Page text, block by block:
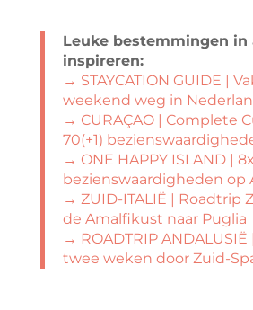
Leuke bestemmingen in
inspireren:
→ STAYCATION GUIDE |
weekend weg in
→ CURAÇAO | Complete
70(+1)
→ ONE HAPPY ISLAND | 8x
bezienswaardigheden op
→ ZUID-ITALIË | Roadtrip
de Amalfikust naar Puglia
→ ROADTRIP
twee weken door Zuid-